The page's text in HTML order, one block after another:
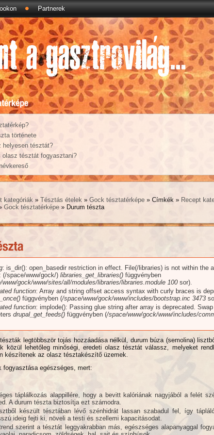
Partnerek
története
helyesen tésztát?
olasz tésztát fogyasztani?
kategóriák »Tésztás ételek »Gock tésztatérképe » Címkék » Recept
Gock tésztatérképe » Durum tészta
: is_dir(): open_basedir restriction in effect. File(/libraries) is not within the
(/space/www/gock/) libraries_get_libraries() függvényben
www/gock/www/sites/all/modules/libraries/libraries.module 100 sor).
function: Array and string offset access syntax with curly braces is
függvényben (/space/www/gock/www/includes/bootstrap.inc 3473
function: implode(): Passing glue string after array is deprecated.
drupal_get_feeds() függvényben (/space/www/gock/www/includes/
legtöbbször tojás hozzáadása nélkül, durum búza (semolina)
közül lehetőleg minőségi, eredeti olasz tésztát válassz, melyeket
készítenek az olasz tésztakészítő üzemek.
fogyasztása egészséges, mert:
táplálkozás alappillére, hogy a bevitt kalóriának nagyjából a felét
A durum tészta biztosítja ezt számodra.
készült tésztában lévő szénhidrát lassan szabadul fel, így
ideig fejti ki, növeli a testi és szellemi kapacitásodat.
szerint a tésztát leggyakrabban más, egészséges alapanyaggal